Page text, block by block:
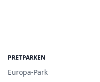
PRETPARKEN
Europa-Park